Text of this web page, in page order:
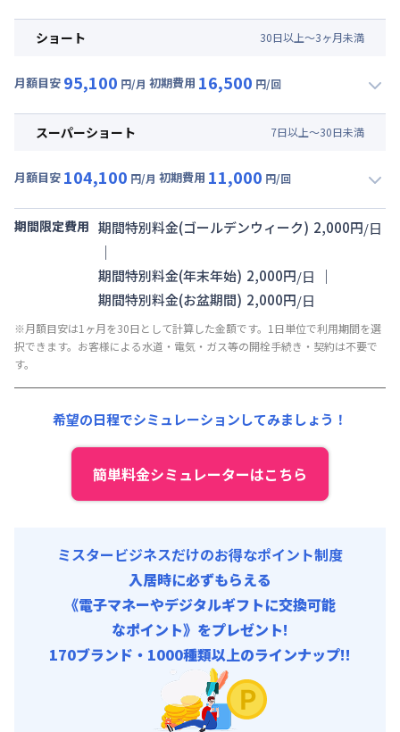
その他費用 :
月額賃料目安(30日利用)
光熱費他 : 21,000円/月 (700円/日) (税抜)
その他費用 :
ショート 30日以上～3ヶ月未満
月額目安 95,100 円/月 初期費用 16,500 円/回
月額賃料目安(30日利用)
光熱費他 : 21,000円/月 (700円/日) (税抜)
その他費用 :
15,000円/月 (500円/日)
スーパーショート 7日以上～30日未満
月額目安 104,100 円/月 初期費用 11,000 円/回
月額賃料目安(30日利用)
66,000円/月 (2,200円/日)
21,000円/月 (700円/日) (税抜)
10,000円/回 (税抜)
その他費用 :
管理費: 15,000円/月 (500円/日)
期間限定費用 期間特別料金(ゴールデンウィーク) 2,000円/日
｜
期間特別料金(年末年始) 2,000円/日 ｜
期間特別料金(お盆期間) 2,000円/日
※月額目安は1ヶ月を30日として計算した金額です。1日単位で利用期間を選
択できます。お客様による水道・電気・ガス等の開栓手続き・契約は不要で
す。
希望の日程でシミュレーションしてみましょう！
簡単料金シミュレーターはこちら
ミスタービジネスだけのお得なポイント制度
入居時に必ずもらえる
《電子マネーやデジタルギフトに交換可能
なポイント》をプレゼント!
170ブランド・1000種類以上のラインナップ!!